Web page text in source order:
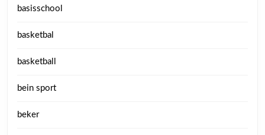
basisschool
basketbal
basketball
bein sport
beker